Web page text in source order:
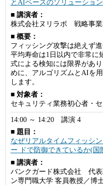
とAIベースのソリューショ
■ 講演者：
株式会社ヌリラボ 戦略事
■ 概要：
フィッシング攻撃は絶えず
平均寿命は1日以内で非常に
式による検知には限界があ
めに、アルゴリズムとAIを
します。
■ 対象者：
セキュリティ業務初心者・
14:00 ～ 14:20 講演 4
■ 題目：
なぜリアルタイムフィッシ
ー ドで防御できているか(国
■ 講演者：
バンクガード株式会社 代表
ン専門職大学 客員教授／